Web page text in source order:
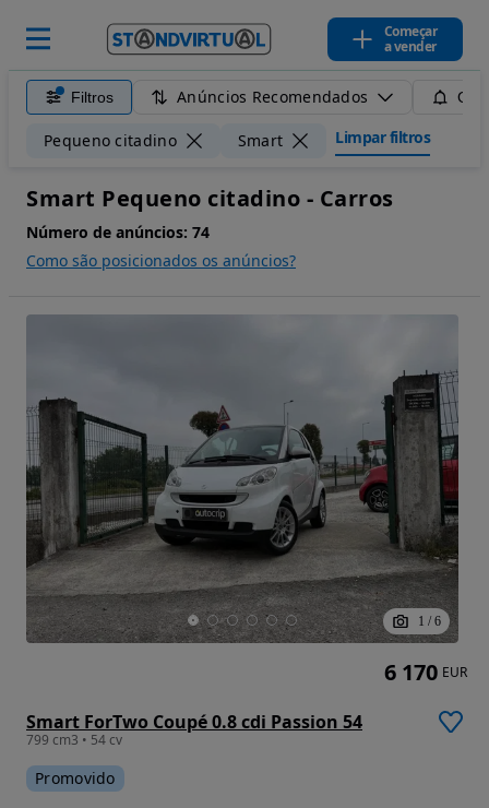
Começar
a vender
Filtros Anúncios Recomendados
Pequeno citadino Smart Limpar filtros
Smart Pequeno citadino - Carros
Número de anúncios: 74
Como são posicionados os anúncios?
1 / 6
Smart ForTwo Coupé 0.8 cdi Passion 54
799 cm3 • 54 cv
Promovido
6 170 EUR